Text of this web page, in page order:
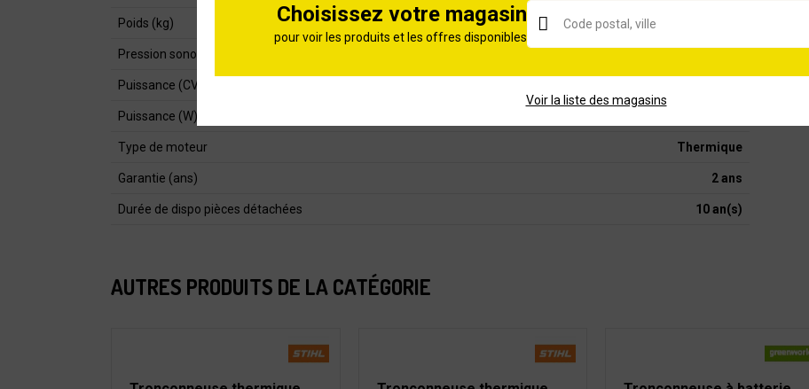
Poids (kg)
Pression sonore dB (A)
Puissance (CV)
Puissance (W)
Type de moteur Thermique
Garantie (ans) 2 ans
Durée de dispo pièces détachées 10 an(s)
AUTRES PRODUITS DE LA CATÉGORIE
Choisissez votre magasin
pour voir les produits et les offres disponibles
Voir la liste des magasins